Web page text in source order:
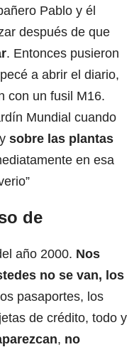
Pablo y él
después de que
. Entonces pusieron
a abrir el diario,
con un fusil M16.
Mundial cuando
sobre las plantas
en esa
de
año 2000. Nos
no se van, los
pasaportes, los
de crédito, todo y
, no